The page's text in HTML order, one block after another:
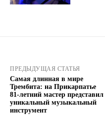
ПРЕДЫДУЩАЯ СТАТЬЯ
Самая длинная в мире
Трембита: на Прикарпатье
81-летний мастер представил
уникальный музыкальный
инструмент